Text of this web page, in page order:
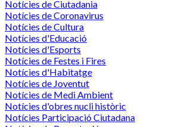
Notícies de Ciutadania
Notícies de Coronavirus
Notícies de Cultura
Notícies d'Educació
Notícies d'Esports
Notícies de Festes i Fires
Notícies d'Habitatge
Notícies de Joventut
Notícies de Medi Ambient
Notícies d'obres nucli històric
Notícies Participació Ciutadana